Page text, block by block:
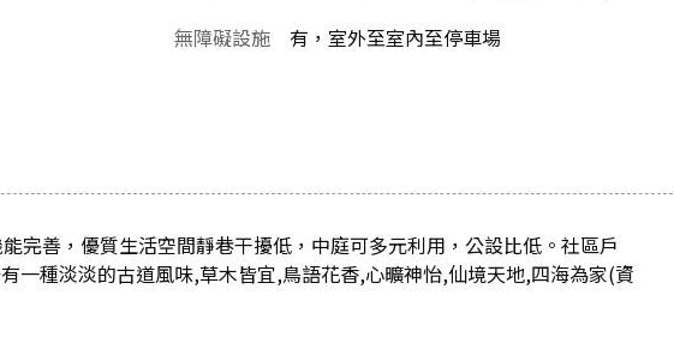
無障礙設施
有，室外至室內至停車場
完善，優質生活空間靜巷干擾低，中庭可多元利用，公設比低。社區戶
一種淡淡的古道風味,草木皆宜,鳥語花香,心曠神怡,仙境天地,四海為家(資